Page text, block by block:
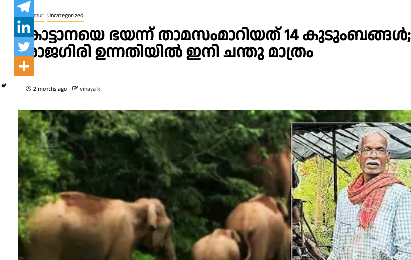
Kannur Uncategorized
കാട്ടാനയെ ഭയന്ന് താമസംമാറിയത് 14 കുടുംബങ്ങൾ;
രാജഗിരി ഉന്നതിയിൽ ഇനി ചന്തു മാത്രം
2 months ago vinaya k